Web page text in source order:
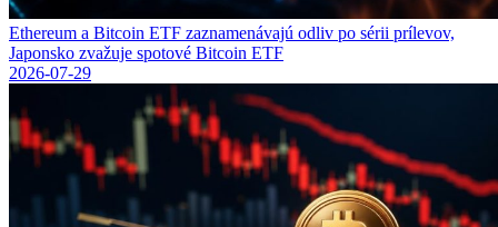
Ethereum a Bitcoin ETF zaznamenávajú odliv po sérii prílevov,
Japonsko zvažuje spotové Bitcoin ETF
2026-07-29